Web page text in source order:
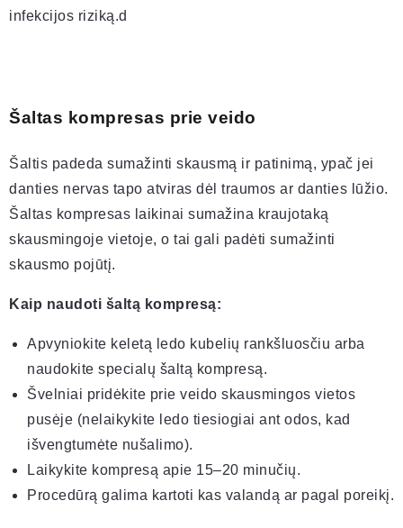
infekcijos riziką.d
Šaltas kompresas prie veido
Šaltis padeda sumažinti skausmą ir patinimą, ypač jei
danties nervas tapo atviras dėl traumos ar danties lūžio.
Šaltas kompresas laikinai sumažina kraujotaką
skausmingoje vietoje, o tai gali padėti sumažinti
skausmo pojūtį.
Kaip naudoti šaltą kompresą:
Apvyniokite keletą ledo kubelių rankšluosčiu arba
naudokite specialų šaltą kompresą.
Švelniai pridėkite prie veido skausmingos vietos
pusėje (nelaikykite ledo tiesiogiai ant odos, kad
išvengtumėte nušalimo).
Laikykite kompresą apie 15–20 minučių.
Procedūrą galima kartoti kas valandą ar pagal poreikį.